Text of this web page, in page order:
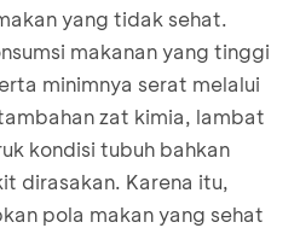
yang tidak sehat.
makanan yang tinggi
minimnya serat melalui
zat kimia, lambat
kondisi tubuh bahkan
dirasakan. Karena itu,
pola makan yang sehat